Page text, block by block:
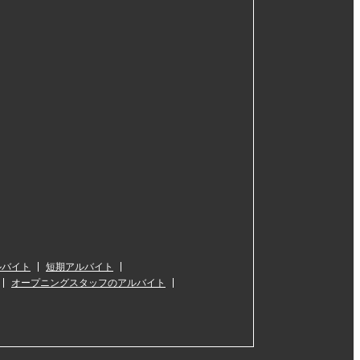
イト
短期アルバイト
オープニングスタッフのアルバイト